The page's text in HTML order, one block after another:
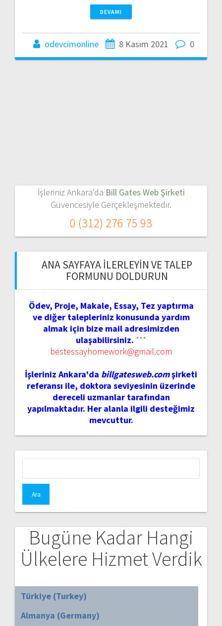
DEVAMI
odevcimonline 8 Kasım 2021 0
İşleriniz Ankara'da Bill Gates Web Şirketi
Güvencesiyle Gerçekleşmektedir.
0 (312) 276 75 93
ANA SAYFAYA İLERLEYIN VE TALEP
FORMUNU DOLDURUN
Ödev, Proje, Makale, Essay, Tez yaptırma
ve diğer talepleriniz konusunda yardım
almak için bize mail adresimizden
ulaşabilirsiniz. ***
bestessayhomework@gmail.com
İşleriniz Ankara'da billgatesweb.comşirketi
referansı ile, doktora seviyesinin üzerinde
dereceli uzmanlar tarafından
yapılmaktadır. Her alanla ilgili desteğimiz
mevcuttur.
Bugüne Kadar Hangi
Ülkelere Hizmet Verdik
Türkiye (Turkey)
Almanya (Germany)